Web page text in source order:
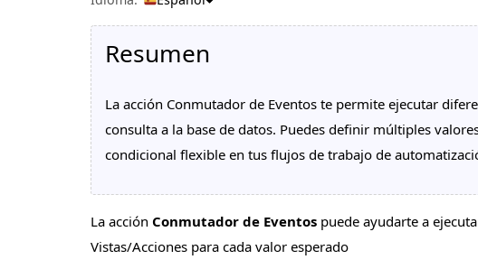
Resumen
La acción Conmutador de Eventos te permite ejecutar
consulta a la base de datos. Puedes definir múltiples
condicional flexible en tus flujos de trabajo de
La acción Conmutador de Eventospuede ayudarte a
Vistas/Acciones para cada valor esperado